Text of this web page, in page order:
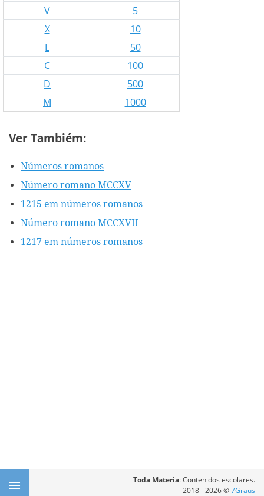
V
5
X
10
L
50
C
100
D
500
M
1000
Ver Tambiém:
Números romanos
Número romano MCCXV
1215 em números romanos
Número romano MCCXVII
1217 em números romanos
Toda Materia: Contenidos escolares.
2018 - 2026 ©7Graus